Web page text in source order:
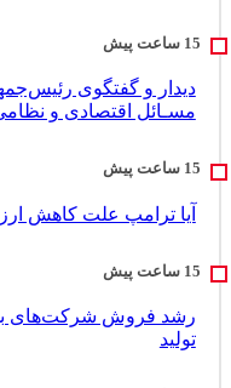
دیدار و گفتگوی
مسـائل اقتصادی و
آیا ترامپ علت کاهش
رشد فروش شرکت‌های
تولید